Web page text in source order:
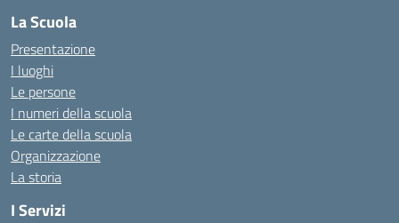
La Scuola
Presentazione
I luoghi
Le persone
I numeri della scuola
Le carte della scuola
Organizzazione
La storia
I Servizi